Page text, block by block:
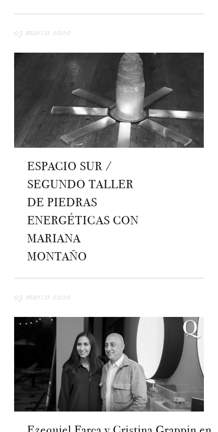
03 marzo 2020
ESPACIO SUR /
SEGUNDO TALLER
DE PIEDRAS
ENERGÉTICAS CON
MARIANA
MONTAÑO
03 marzo 2020